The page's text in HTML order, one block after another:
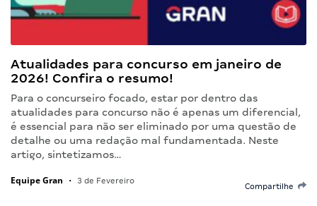
Atualidades para concurso em janeiro de
2026! Confira o resumo!
Para o concurseiro focado, estar por dentro das
atualidades para concurso não é apenas um diferencial,
é essencial para não ser eliminado por uma questão de
detalhe ou uma redação mal fundamentada. Neste
artigo, sintetizamos…
Equipe Gran • 3 de Fevereiro
Compartilhe